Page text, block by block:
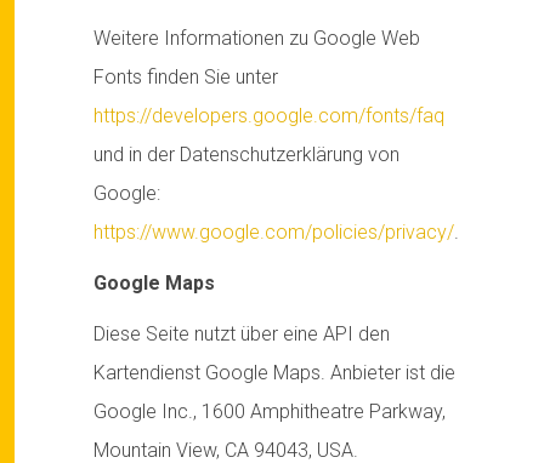
Weitere Informationen zu Google Web
Fonts finden Sie unter
https://developers.google.com/fonts/faq
und in der Datenschutzerklärung von
Google:
https://www.google.com/policies/privacy/.
Google Maps
Diese Seite nutzt über eine API den
Kartendienst Google Maps. Anbieter ist die
Google Inc., 1600 Amphitheatre Parkway,
Mountain View, CA 94043, USA.